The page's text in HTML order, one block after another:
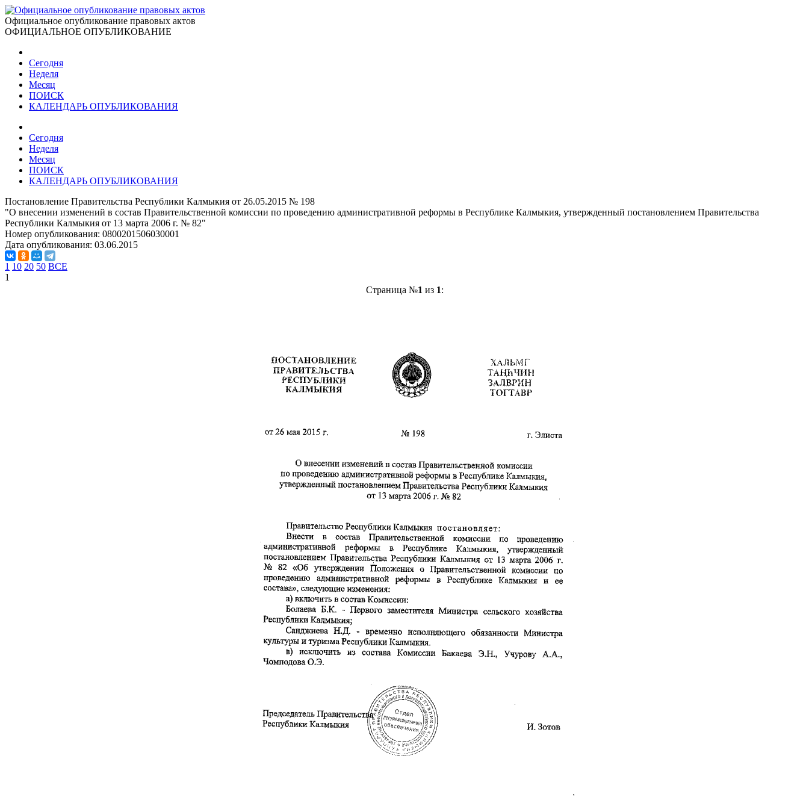
Официальное опубликование правовых актов
ОФИЦИАЛЬНОЕ ОПУБЛИКОВАНИЕ
Сегодня
Неделя
Месяц
ПОИСК
КАЛЕНДАРЬ ОПУБЛИКОВАНИЯ
Сегодня
Неделя
Месяц
ПОИСК
КАЛЕНДАРЬ ОПУБЛИКОВАНИЯ
Постановление Правительства Республики Калмыкия от 26.05.2015 № 198
"О внесении изменений в состав Правительственной комиссии по проведению административной реформы в Республике Калмыкия, утвержденный постановлением Правительства
Республики Калмыкия от 13 марта 2006 г. № 82"
Номер опубликования: 0800201506030001
Дата опубликования: 03.06.2015
1 10 20 50 ВСЕ
1
Страница №1 из 1: